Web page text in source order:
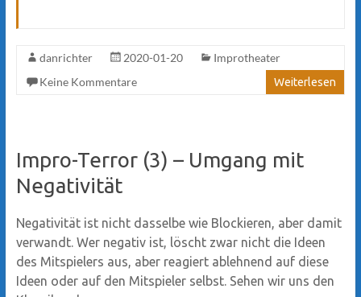
danrichter 2020-01-20
Improtheater
Keine Kommentare
Weiterlesen
Impro-Terror (3) – Umgang mit
Negativität
Negativität ist nicht dasselbe wie Blockieren, aber damit
verwandt. Wer negativ ist, löscht zwar nicht die Ideen
des Mitspielers aus, aber reagiert ablehnend auf diese
Ideen oder auf den Mitspieler selbst. Sehen wir uns den